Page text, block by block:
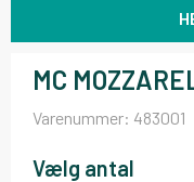
MC
Varenummer: 483001
Vælg antal